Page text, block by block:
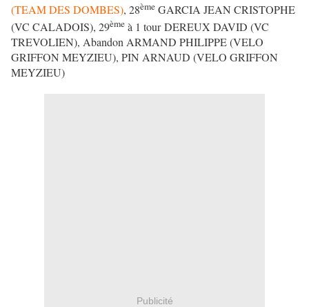
(TEAM DES DOMBES), 28ème GARCIA JEAN CRISTOPHE
(VC CALADOIS), 29ème à 1 tour DEREUX DAVID (VC
TREVOLIEN), Abandon ARMAND PHILIPPE (VELO
GRIFFON MEYZIEU), PIN ARNAUD (VELO GRIFFON
MEYZIEU)
Publicité